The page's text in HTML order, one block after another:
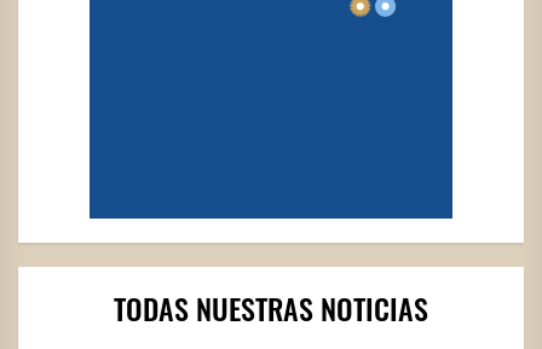
TODAS NUESTRAS NOTICIAS